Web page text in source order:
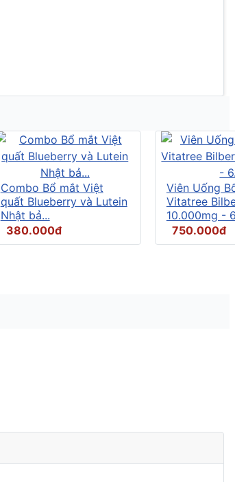
Combo Bổ mắt Việt
quất Blueberry và Lutein
Nhật bả...
380.000đ
Viên Uống
Vitatree
10.000mg -
750.000đ